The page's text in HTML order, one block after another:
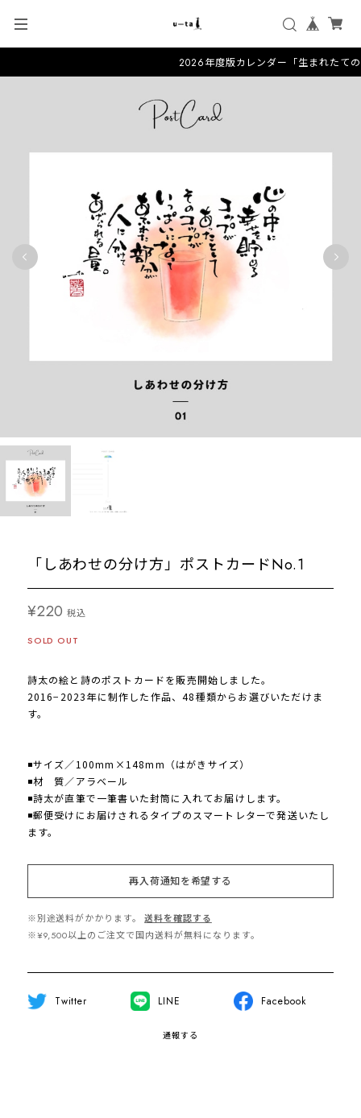
2026年度版カレンダー「生まれたての
「しあわせの分け方」ポストカードNo.1
¥220 税込
SOLD OUT
詩太の絵と詩のポストカードを販売開始しました。
2016−2023年に制作した作品、48種類からお選びいただけま
す。
◾️サイズ／100mm×148mm（はがきサイズ）
◾️材 質／アラベール
◾️詩太が直筆で一筆書いた封筒に入れてお届けします。
◾️郵便受けにお届けされるタイプのスマートレターで発送いたし
ます。
再入荷通知を希望する
※別途送料がかかります。
送料を確認する
※¥9,500以上のご注文で国内送料が無料になります。
Twitter LINE Facebook
通報する